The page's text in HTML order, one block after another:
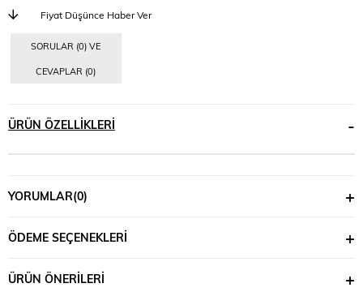
Fiyat Düşünce Haber Ver
SORULAR (0) VE
CEVAPLAR (0)
ÜRÜN ÖZELLIKLERI
YORUMLAR(0)
ÖDEME SEÇENEKLERI
ÜRÜN ÖNERILERI